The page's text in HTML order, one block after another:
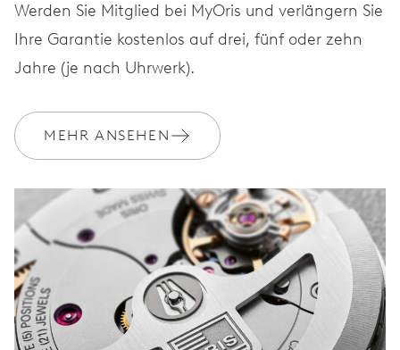
Edelstahl
GARANTIE
Werden Sie Mitglied bei MyOris und verlängern Sie Ihre Garantie
MYORIS
Werden Sie Mitglied bei MyOris und verlängern Sie
Ihre Garantie kostenlos auf drei, fünf oder zehn
Jahre (je nach Uhrwerk).
MEHR ANSEHEN